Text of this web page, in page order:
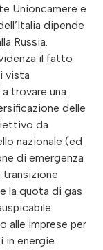
Unioncamere e
dipende
Russia.
il fatto
vista
trovare una
delle
da
nazionale (ed
di emergenza
transizione
la quota di gas
alle imprese per
in energie